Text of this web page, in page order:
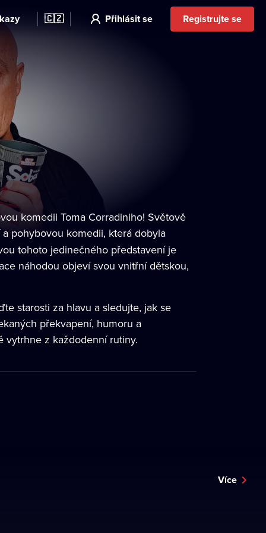
🇨🇿 Přihlásit se Registrujte se
komedii Toma Corradiniho! Světově
pohybovou komedii, která dobyla
tohoto jedinečného představení je
náhodou objeví svou vnitřní dětskou,
starosti za hlavu a sledujte, jak se
překvapení, humoru a
vytrhne z každodenní rutiny.
Více